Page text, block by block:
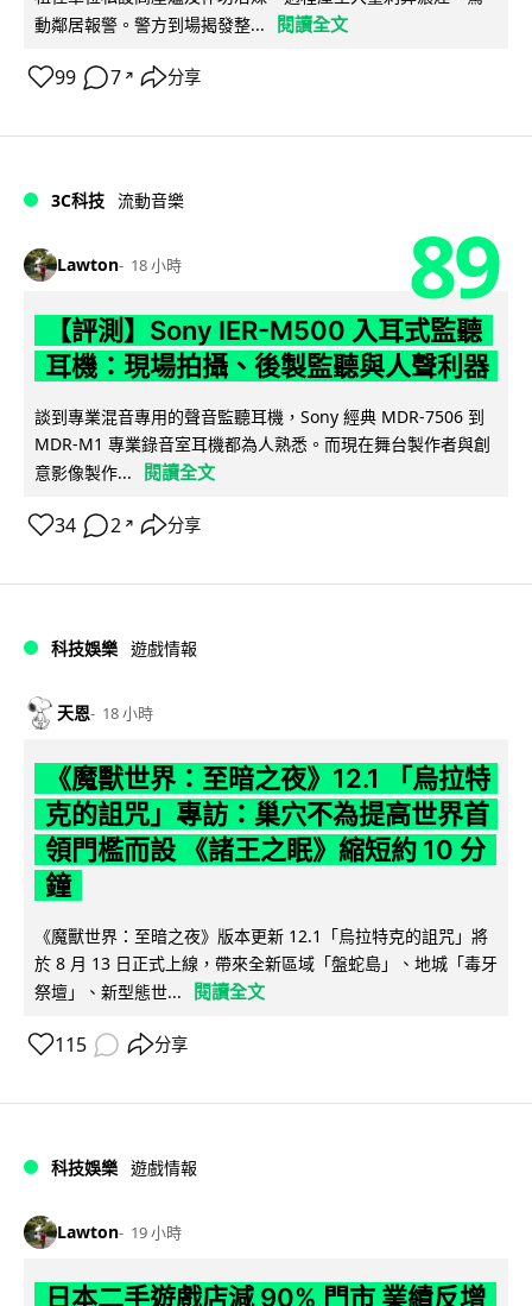
動鄰居報警。警方到場揭發整...
閱讀全文
99 7 ↗ 分享
3C科技 流動音樂
Lawton 18 小時 89
【評測】Sony IER-M500 入耳式監聽
耳機：現場拍攝、後製監聽與人聲利器
談到專業混音專用的聲音監聽耳機，Sony 經典 MDR-7506 到
MDR-M1 專業錄音室耳機都為人熟悉。而現在舞台製作者與創
意影像製作...
閱讀全文
34 2 ↗ 分享
科技娛樂 遊戲情報
天恩 18 小時
《魔獸世界：至暗之夜》12.1 「烏拉特
克的詛咒」專訪：巢穴不為提高世界首
領門檻而設 《諸王之眠》縮短約 10 分
鐘
《魔獸世界：至暗之夜》版本更新 12.1「烏拉特克的詛咒」將
於 8 月 13 日正式上線，帶來全新區域「盤蛇島」、地城「毒牙
祭壇」、新型態世...
閱讀全文
115 分享
科技娛樂 遊戲情報
Lawton 19 小時
日本二手遊戲店減 90% 門市 業績反增